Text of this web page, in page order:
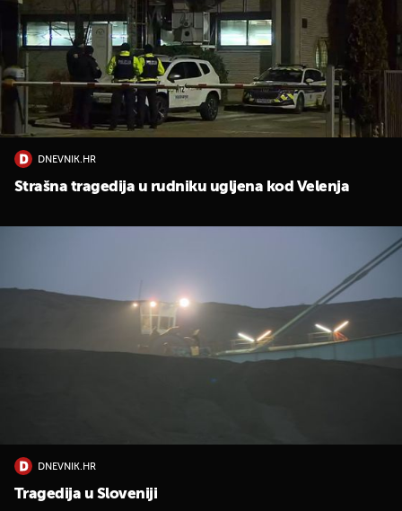
DNEVNIK.HR
Strašna tragedija u rudniku ugljena kod Velenja
DNEVNIK.HR
Tragedija u Sloveniji